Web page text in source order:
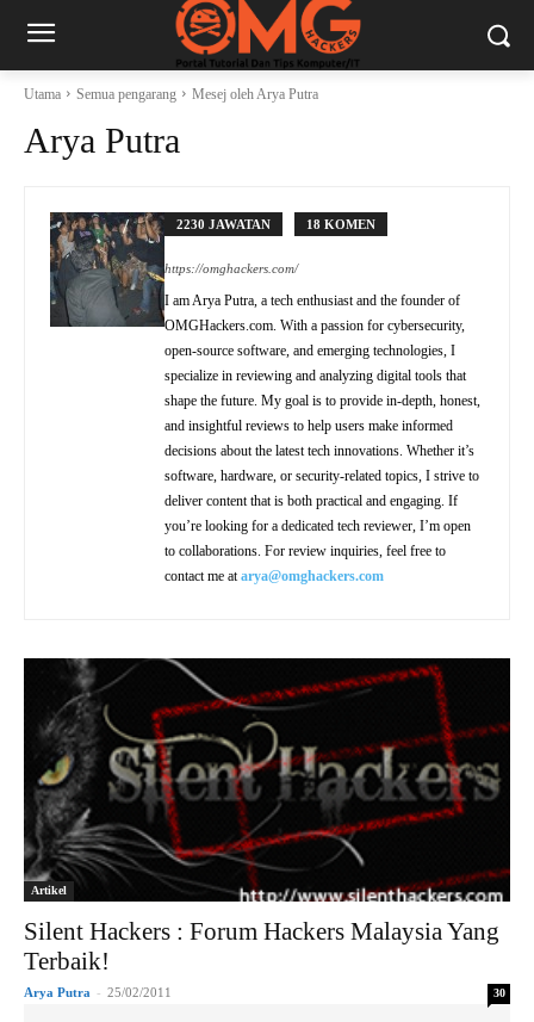
Utama Semua pengarang Mesej oleh Arya Putra
Arya Putra
2230 JAWATAN 18 KOMEN
https://omghackers.com/
I am Arya Putra, a tech enthusiast and the founder of
OMGHackers.com. With a passion for cybersecurity,
open-source software, and emerging technologies, I
specialize in reviewing and analyzing digital tools that
shape the future. My goal is to provide in-depth, honest,
and insightful reviews to help users make informed
decisions about the latest tech innovations. Whether it’s
software, hardware, or security-related topics, I strive to
deliver content that is both practical and engaging. If
you’re looking for a dedicated tech reviewer, I’m open
to collaborations. For review inquiries, feel free to
contact me at arya@omghackers.com
Artikel
Silent Hackers : Forum Hackers Malaysia Yang
Terbaik!
Arya Putra - 25/02/2011 30